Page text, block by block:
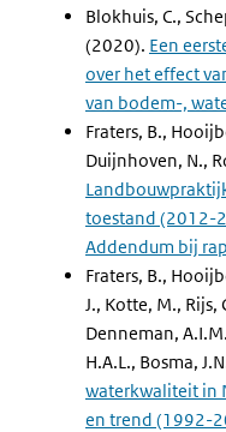
Blokhuis, C.,
(2020). Een
over het effect
van bodem-,
Fraters, B.,
Duijnhoven, N.,
toestand (2012-
Addendum bij
Fraters, B.,
J., Kotte, M., Rijs,
Denneman,
H.A.L., Bosma,
waterkwaliteit in
en trend (1992-